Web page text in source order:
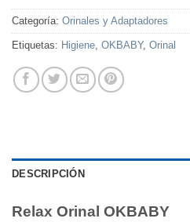
Categoría: Orinales y Adaptadores
Etiquetas: Higiene OKBABY, Orinal
DESCRIPCIÓN
Relax Orinal OKBABY